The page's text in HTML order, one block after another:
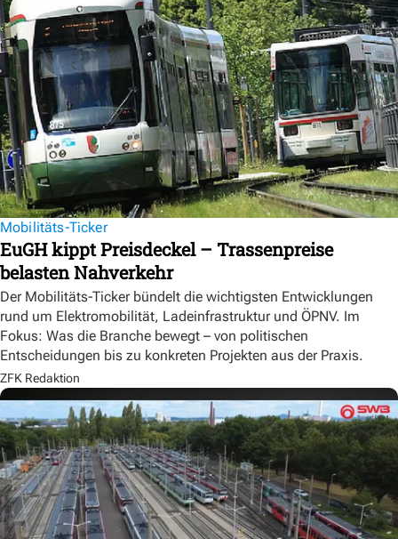
Mobilitäts-Ticker
EuGH kippt Preisdeckel – Trassenpreise
belasten Nahverkehr
Der Mobilitäts-Ticker bündelt die wichtigsten Entwicklungen
rund um Elektromobilität, Ladeinfrastruktur und ÖPNV. Im
Fokus: Was die Branche bewegt – von politischen
Entscheidungen bis zu konkreten Projekten aus der Praxis.
ZFK Redaktion